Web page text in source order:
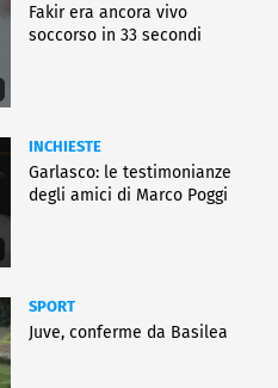
Fakir era ancora vivo
soccorso in 33 secondi
INCHIESTE
Garlasco: le testimonianze
degli amici di Marco Poggi
SPORT
Juve, conferme da Basilea